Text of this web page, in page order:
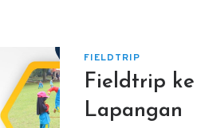
FIELDTRIP
Fieldtrip ke
Lapangan